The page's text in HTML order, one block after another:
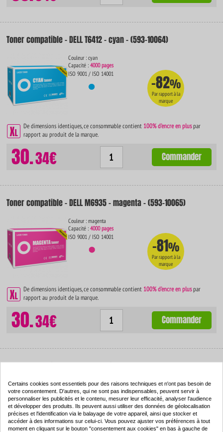
Toner compatible - DELL T6412 - cyan - (593-10064)
Couleur : cyan
Capacité :4000 pages
ISO 9001 / ISO 14001
-82%
Par rapport à la
marque
De dimensions identiques, ce consommable contient 100% d'encre en pluspar
rapport au produit de la marque.
30.34€ Commander
Toner compatible - DELL M6935 - magenta - (593-10065)
Couleur : magenta
Capacité :4000 pages
ISO 9001 / ISO 14001
-81%
Par rapport à la
marque
De dimensions identiques, ce consommable contient 100% d'encre en pluspar
rapport au produit de la marque.
30.34€ Commander
Toner compatible - DELL P6731 - jaune - (593-10066)
Couleur : jaune
Capacité : 4000 pages
ISO 9001 / ISO 14001
-73%
Par rapport à la
marque
Certains cookies sont essentiels pour des raisons techniques et n'ont pas besoin de
votre consentement. D'autres, qui ne sont pas indispensables, peuvent servir à
personnaliser les publicités et le contenu, mesurer leur efficacité, analyser l'audience
et développer des produits. Ils peuvent aussi utiliser des données de géolocalisation
précises et l'identification via le balayage de votre appareil, ainsi que stocker et
accéder à des informations sur celui-ci. Vous pouvez ajuster vos préférences à tout
moment en cliquant sur le bouton "consentement aux cookies" en bas à gauche de